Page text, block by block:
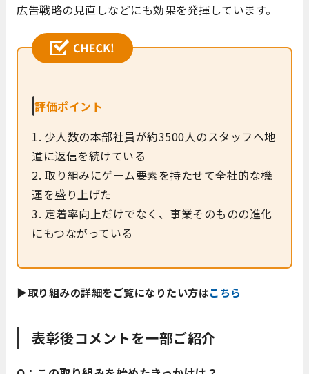
広告戦略の見直しなどにも効果を発揮しています。
評価ポイント
1. 少人数の本部社員が約3500人のスタッフへ地
道に返信を続けている
2. 取り組みにゲーム要素を持たせて全社的な機
運を盛り上げた
3. 定着率向上だけでなく、事業そのものの進化
にもつながっている
▶取り組みの詳細をご覧になりたい方はこちら
表彰後コメントを一部ご紹介